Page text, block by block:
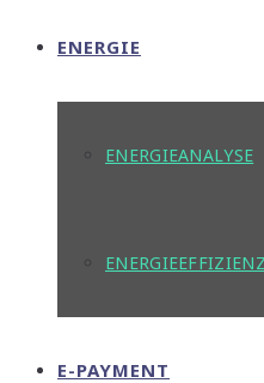
ENERGIE
ENERGIEANALYSE
ENERGIEEFFIZIENZ
E-PAYMENT